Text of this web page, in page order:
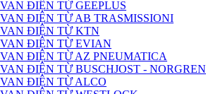
VAN ĐIỆN TỪ GEEPLUS
VAN ĐIỆN TỪ AB TRASMISSIONI
VAN ĐIỆN TỪ KTN
VAN ĐIỆN TỪ EVIAN
VAN ĐIỆN TỪ AZ PNEUMATICA
VAN ĐIỆN TỪ BUSCHJOST - NORGREN
VAN ĐIỆN TỪ ALCO